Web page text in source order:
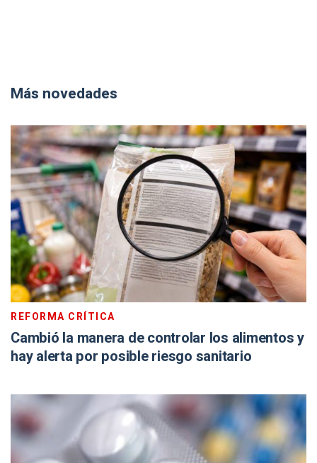
Más novedades
REFORMA CRÍTICA
Cambió la manera de controlar los alimentos y
hay alerta por posible riesgo sanitario